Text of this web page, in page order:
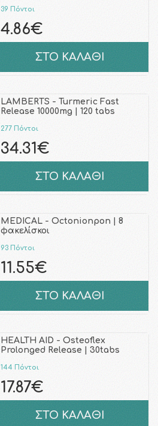
39 Πόντοι
4.86€
ΣΤΟ ΚΑΛΑΘΙ
LAMBERTS - Turmeric Fast
Release 10000mg | 120 tabs
277 Πόντοι
34.31€
ΣΤΟ ΚΑΛΑΘΙ
MEDICAL - Octonionpon | 8
φακελίσκοι
93 Πόντοι
11.55€
ΣΤΟ ΚΑΛΑΘΙ
HEALTH AID - Osteoflex
Prolonged Release | 30tabs
144 Πόντοι
17.87€
ΣΤΟ ΚΑΛΑΘΙ